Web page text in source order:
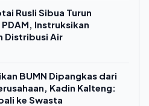
Rusli Sibua Turun
Instruksikan
Distribusi Air
BUMN Dipangkas dari
Kadin Kalteng:
ke Swasta